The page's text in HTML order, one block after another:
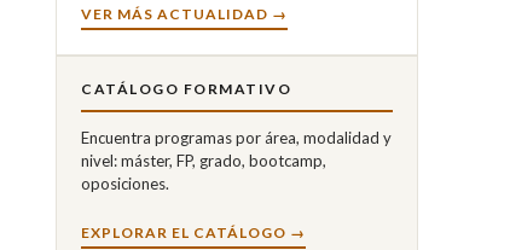
VER MÁS ACTUALIDAD →
CATÁLOGO FORMATIVO
Encuentra programas por área, modalidad y
nivel: máster, FP, grado, bootcamp,
oposiciones.
EXPLORAR EL CATÁLOGO →